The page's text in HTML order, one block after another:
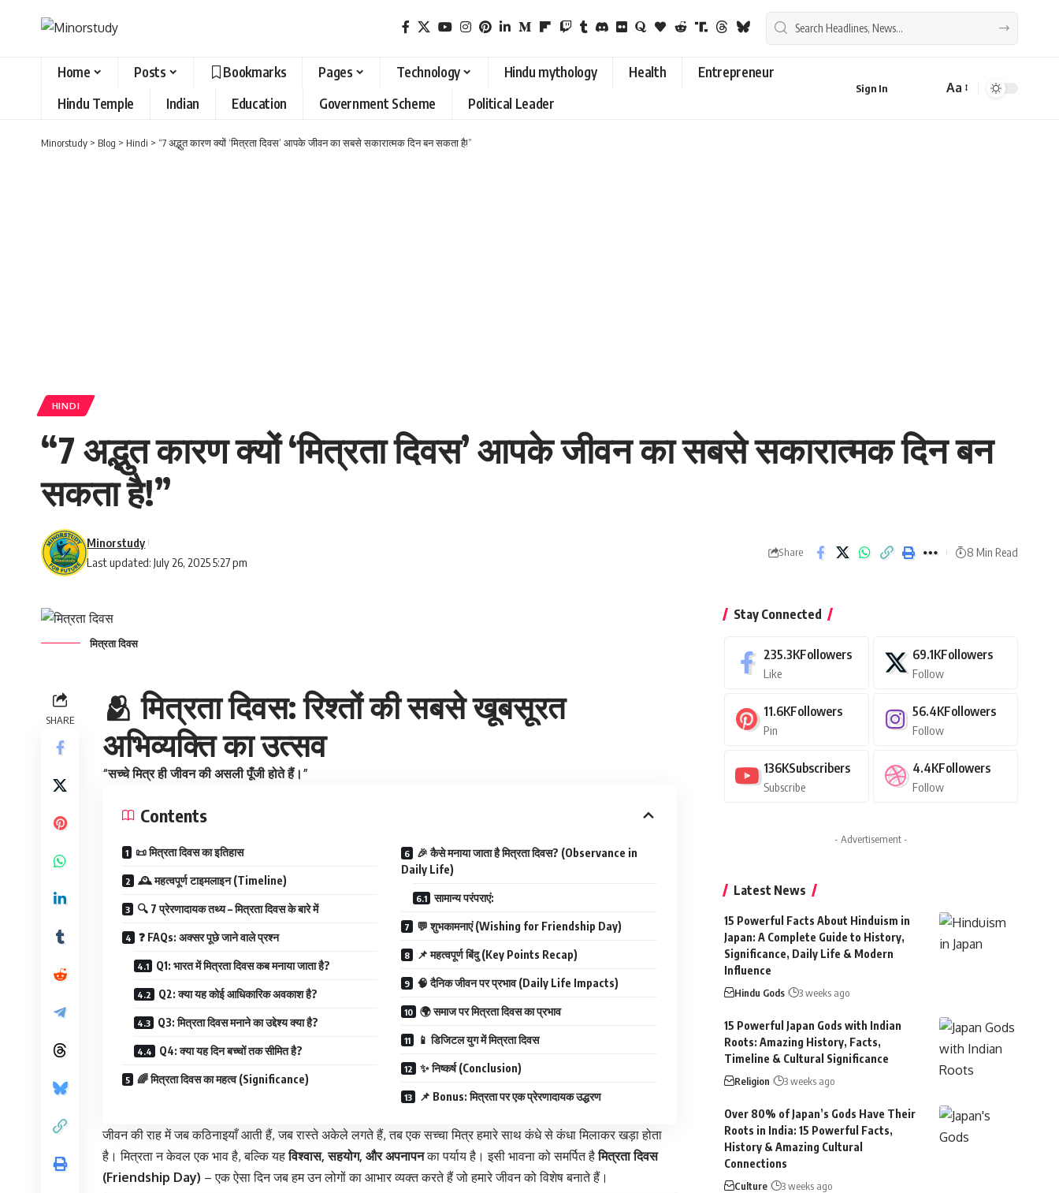
Home Posts Bookmarks Pages Technology Hindu mythology Health
Entrepreneur
Hindu Temple
Indian Education Government Scheme Political Leader
Sign In
Font
Aa
Minorstudy > Blog > Hindi > “7 अद्भुत कारण क्यों ‘मित्रता दिवस’ आपके जीवन का सबसे सकारात्मक दिन बन सकता है!”
HINDI
“7 अद्भुत कारण क्यों ‘मित्रता दिवस’ आपके जीवन का सबसे सकारात्मक दिन बन
सकता है!”
Last updated: July 26, 2025 5:27 pm
Minorstudy
Share 8 Min Read
मित्रता दिवस
SHARE 🫂मित्रता दिवस: रिश्तों की सबसे खूबसूरत
अभिव्यक्ति का उत्सव
“सच्चे मित्र ही जीवन की असली पूँजी होते हैं।”
Contents
📜 मित्रता दिवस का इतिहास
🕰️ महत्वपूर्ण टाइमलाइन (Timeline)
🔍 7 प्रेरणादायक तथ्य – मित्रता दिवस के बारे में
❓ FAQs: अक्सर पूछे जाने वाले प्रश्न
Q1: भारत में मित्रता दिवस कब मनाया जाता है?
Q2: क्या यह कोई आधिकारिक अवकाश है?
Q3: मित्रता दिवस मनाने का उद्देश्य क्या है?
Q4: क्या यह दिन बच्चों तक सीमित है?
🌈 मित्रता दिवस का महत्व (Significance)
🎉 कैसे मनाया जाता है मित्रता दिवस? (Observance in
Daily Life)
सामान्य परंपराएं:
💬 शुभकामनाएं (Wishing for Friendship Day)
📌 महत्वपूर्ण बिंदु (Key Points Recap)
🧠 दैनिक जीवन पर प्रभाव (Daily Life Impacts)
🌍 समाज पर मित्रता दिवस का प्रभाव
📱 डिजिटल युग में मित्रता दिवस
✨ निष्कर्ष (Conclusion)
📌 Bonus: मित्रता पर एक प्रेरणादायक उद्धरण
जीवन की राह में जब कठिनाइयाँ आती हैं, जब रास्ते अकेले लगते हैं, तब एक सच्चा मित्र हमारे साथ कंधे से कंधा मिलाकर खड़ा होता
है। मित्रता न केवल एक भाव है, बल्कि यहविश्वास, सहयोग, और अपनापनका पर्याय है। इसी भावना को समर्पित हैमित्रता दिवस
(Friendship Day) – एक ऐसा दिन जब हम उन लोगों का आभार व्यक्त करते हैं जो हमारे जीवन को विशेष बनाते हैं।
Stay Connected
235.3KFollowers
Like
69.1KFollowers
Follow
11.6KFollowers
Pin
56.4KFollowers
Follow
136KSubscribers
Subscribe
4.4KFollowers
Follow
- Advertisement -
Latest News
15 Powerful Facts About Hinduism in
Japan: A Complete Guide to History,
Significance, Daily Life & Modern
Influence
Hindu Gods 3 weeks ago
15 Powerful Japan Gods with Indian
Roots: Amazing History, Facts,
Timeline & Cultural Significance
Religion 3 weeks ago
Over 80% of Japan’s Gods Have Their
Roots in India: 15 Powerful Facts,
History & Amazing Cultural
Connections
Culture 3 weeks ago